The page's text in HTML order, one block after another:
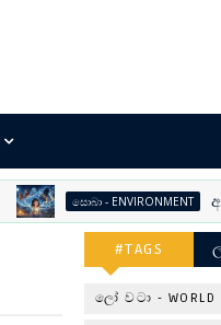
සොබා - ENVIRONMENT අද්භූත
#TAGS
ලෝ වටා - WORLD